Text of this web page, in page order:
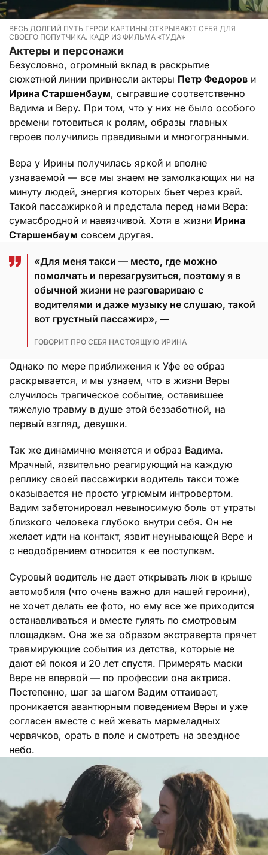
ВЕСЬ ДОЛГИЙ ПУТЬ ГЕРОИ КАРТИНЫ ОТКРЫВАЮТ СЕБЯ ДЛЯ
СВОЕГО ПОПУТЧИКА. КАДР ИЗ ФИЛЬМА «ТУДА»
Актеры и персонажи
Безусловно, огромный вклад в раскрытие
сюжетной линии привнесли актеры Петр Федоров и
Ирина Старшенбаум, сыгравшие соответственно
Вадима и Веру. При том, что у них не было особого
времени готовиться к ролям, образы главных
героев получились правдивыми и многогранными.
Вера у Ирины получилась яркой и вполне
узнаваемой — все мы знаем не замолкающих ни на
минуту людей, энергия которых бьет через край.
Такой пассажиркой и предстала перед нами Вера:
сумасбродной и навязчивой. Хотя в жизни Ирина
Старшенбаум совсем другая.
«Для меня такси — место, где можно
помолчать и перезагрузиться, поэтому я в
обычной жизни не разговариваю с
водителями и даже музыку не слушаю, такой
вот грустный пассажир», —
ГОВОРИТ ПРО СЕБЯ НАСТОЯЩУЮ ИРИНА
Однако по мере приближения к Уфе ее образ
раскрывается, и мы узнаем, что в жизни Веры
случилось трагическое событие, оставившее
тяжелую травму в душе этой беззаботной, на
первый взгляд, девушки.
Так же динамично меняется и образ Вадима.
Мрачный, язвительно реагирующий на каждую
реплику своей пассажирки водитель такси тоже
оказывается не просто угрюмым интровертом.
Вадим забетонировал невыносимую боль от утраты
близкого человека глубоко внутри себя. Он не
желает идти на контакт, язвит неунывающей Вере и
с неодобрением относится к ее поступкам.
Суровый водитель не дает открывать люк в крыше
автомобиля (что очень важно для нашей героини),
не хочет делать ее фото, но ему все же приходится
останавливаться и вместе гулять по смотровым
площадкам. Она же за образом экстраверта прячет
травмирующие события из детства, которые не
дают ей покоя и 20 лет спустя. Примерять маски
Вере не впервой — по профессии она актриса.
Постепенно, шаг за шагом Вадим оттаивает,
проникается авантюрным поведением Веры и уже
согласен вместе с ней жевать мармеладных
червячков, орать в поле и смотреть на звездное
небо.